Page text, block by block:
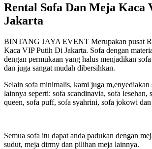
Rental Sofa Dan Meja Kaca
Jakarta
BINTANG JAYA EVENT Merupakan pusat
Kaca VIP Putih Di Jakarta. Sofa dengan
dengan permukaan yang halus menjadikan
dan juga sangat mudah dibersihkan.
Selain sofa minimalis, kami juga m,enyediakan
lainnya seperti: sofa scandinavia, sofa lesehan,
queen, sofa puff, sofa syahrini, sofa jokowi
Semua sofa itu dapat anda padukan dengan
sudut, meja dirmy dan pilihan meja lainnya.